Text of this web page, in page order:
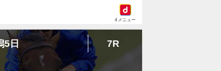
dメニュー
5日 7R